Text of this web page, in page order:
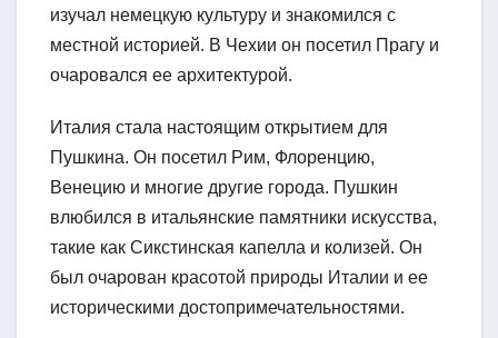
изучал немецкую культуру и знакомился с
местной историей. В Чехии он посетил Прагу и
очаровался ее архитектурой.
Италия стала настоящим открытием для
Пушкина. Он посетил Рим, Флоренцию,
Венецию и многие другие города. Пушкин
влюбился в итальянские памятники искусства,
такие как Сикстинская капелла и колизей. Он
был очарован красотой природы Италии и ее
историческими достопримечательностями.